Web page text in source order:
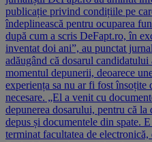
publicație privind condițiile pe
îndeplinească pentru ocuparea
după cum a scris DeFapt.ro, în
inventat doi ani”, au punctat
adăugând că dosarul
momentul depunerii, deoarece
experiența sa nu ar fi fost însoțite
necesare. „El a venit cu
depunerea dosarului, pentru că
depus și documentele din spate.
terminat facultatea de